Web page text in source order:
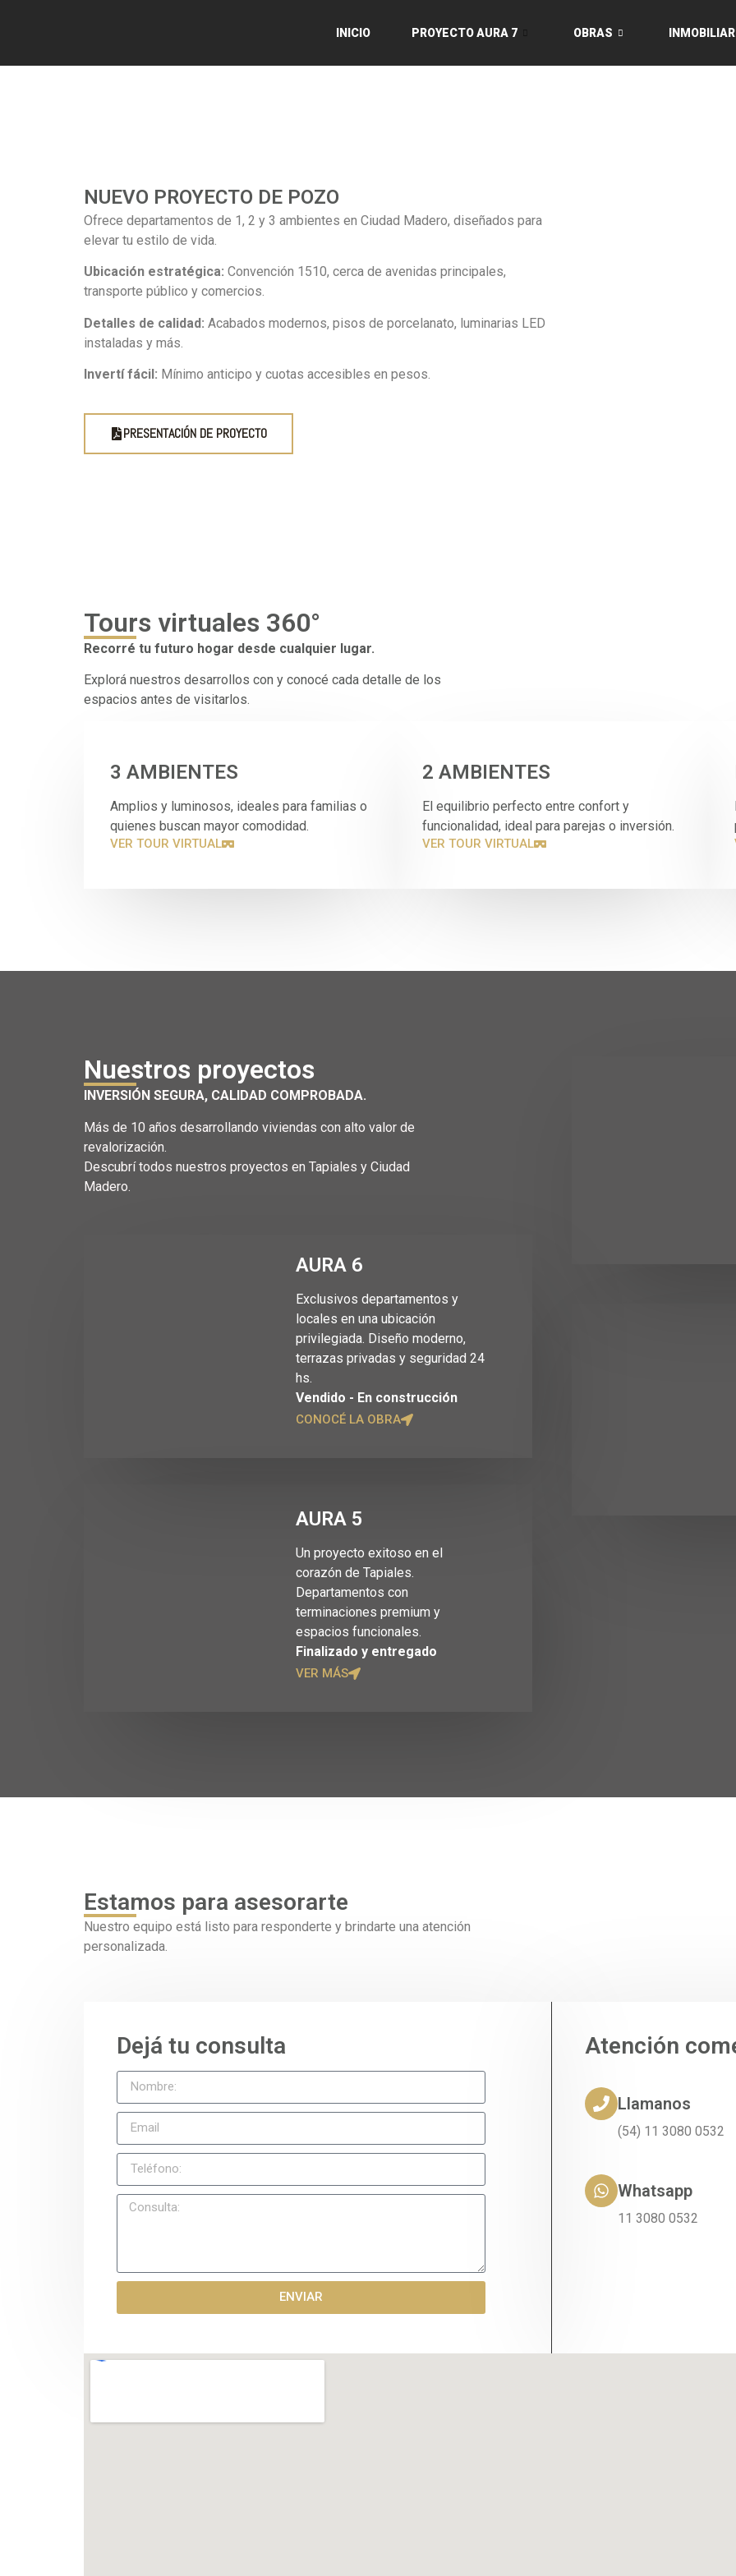
INICIO PROYECTO AURA 7 OBRAS
NUEVO PROYECTO DE POZO
Ofrece departamentos de 1, 2 y 3 ambientes en Ciudad Madero, diseñados para
elevar tu estilo de vida.
Ubicación estratégica: Convención 1510, cerca de avenidas principales,
transporte público y comercios.
Detalles de calidad: Acabados modernos, pisos de porcelanato, luminarias LED
instaladas y más.
Invertí fácil: Mínimo anticipo y cuotas accesibles en pesos.
PRESENTACIÓN DE PROYECTO
Tours virtuales 360°
Recorré tu futuro hogar desde cualquier lugar.
Explorá nuestros desarrollos con y conocé cada detalle de los
espacios antes de visitarlos.
3 AMBIENTES
Amplios y luminosos, ideales para familias o
quienes buscan mayor comodidad.
VER TOUR VIRTUAL
2 AMBIENTES
El equilibrio perfecto entre confort y
funcionalidad, ideal para parejas o inversión.
VER TOUR VIRTUAL
Nuestros proyectos
INVERSIÓN SEGURA, CALIDAD COMPROBADA.
Más de 10 años desarrollando viviendas con alto valor de
revalorización.
Descubrí todos nuestros proyectos en Tapiales y Ciudad
Madero.
AURA 6
Exclusivos departamentos y
locales en una ubicación
privilegiada. Diseño moderno,
terrazas privadas y seguridad 24
hs.
Vendido - En construcción
CONOCÉ LA OBRA
AURA 5
Un proyecto exitoso en el
corazón de Tapiales.
Departamentos con
terminaciones premium y
espacios funcionales.
Finalizado y entregado
VER MÁS
Estamos para asesorarte
Nuestro equipo está listo para responderte y brindarte una atención
personalizada.
Dejá tu consulta
ENVIAR
Atención
Llamanos
(54) 11 3080 0532
Whatsapp
11 3080 0532